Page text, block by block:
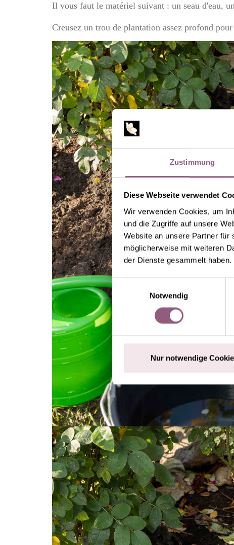
Zustimmung
Diese Webseite verwendet
Wir verwenden Cookies, um
und die Zugriffe auf unsere
Website an unsere Partner für
möglicherweise mit weiteren
der Dienste gesammelt haben.
Einwilligungsauswahl
Notwendig
Nur notwendige
Il vous faut le matériel suivant : un seau d'eau,
Creusez un trou de plantation assez profond